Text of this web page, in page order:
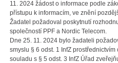
11. 2024 žádost o informace podle
přístupu k informacím, ve znění
Žadatel požadoval poskytnutí
společností PPF a Nordic Telecom.
Dne 25. 11. 2024 bylo žadateli
smyslu § 6 odst. 1 InfZ
souladu s § 5 odst. 3 InfZ Úřad